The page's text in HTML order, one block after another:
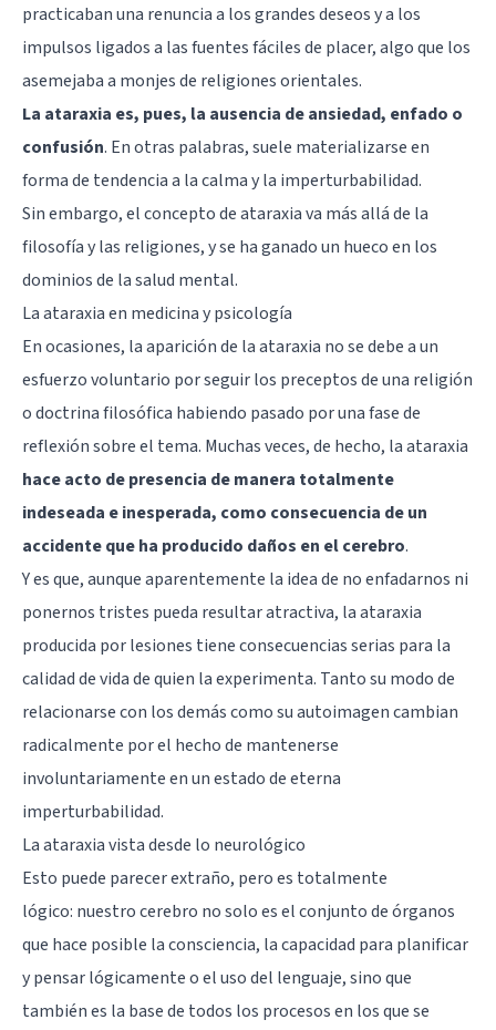
practicaban una renuncia a los grandes deseos y a los
impulsos ligados a las fuentes fáciles de placer, algo que los
asemejaba a monjes de religiones orientales.
La ataraxia es, pues, la ausencia de ansiedad, enfado o
confusión. En otras palabras, suele materializarse en
forma de tendencia a la calma y la imperturbabilidad.
Sin embargo, el concepto de ataraxia va más allá de la
filosofía y las religiones, y se ha ganado un hueco en los
dominios de la salud mental.
La ataraxia en medicina y psicología
En ocasiones, la aparición de la ataraxia no se debe a un
esfuerzo voluntario por seguir los preceptos de una religión
o doctrina filosófica habiendo pasado por una fase de
reflexión sobre el tema. Muchas veces, de hecho, la ataraxia
hace acto de presencia de manera totalmente
indeseada e inesperada, como consecuencia de un
accidente que ha producido daños en el cerebro.
Y es que, aunque aparentemente la idea de no enfadarnos ni
ponernos tristes pueda resultar atractiva, la ataraxia
producida por lesiones tiene consecuencias serias para la
calidad de vida de quien la experimenta. Tanto su modo de
relacionarse con los demás como su autoimagen cambian
radicalmente por el hecho de mantenerse
involuntariamente en un estado de eterna
imperturbabilidad.
La ataraxia vista desde lo neurológico
Esto puede parecer extraño, pero es totalmente
lógico: nuestro cerebro no solo es el conjunto de órganos
que hace posible la consciencia, la capacidad para planificar
y pensar lógicamente o el uso del lenguaje, sino que
también es la base de todos los procesos en los que se